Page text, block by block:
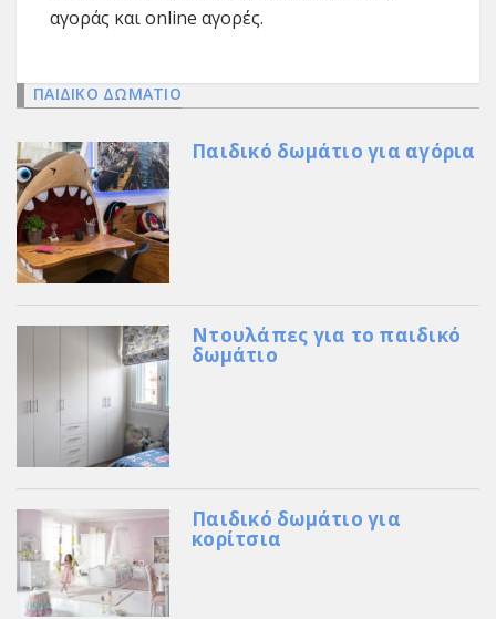
αγοράς και online αγορές.
ΠΑΙΔΙΚΟ ΔΩΜΑΤΙΟ
Παιδικό δωμάτιο για αγόρια
Ντουλάπες για το παιδικό
δωμάτιο
Παιδικό δωμάτιο για
κορίτσια